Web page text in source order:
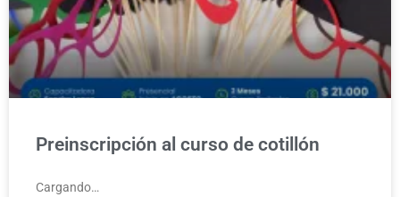
Preinscripción al curso de cotillón
Cargando…